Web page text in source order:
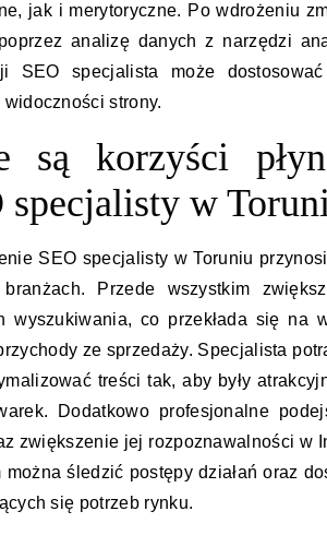
jak i merytoryczne. Po wdrożeniu
analizę danych z narzędzi
SEO specjalista może
widoczności strony.
są korzyści
specjalisty w
SEO specjalisty w Toruniu
branżach. Przede wszystkim
wyszukiwania, co przekłada się na
ze sprzedaży. Specjalista
treści tak, aby były
Dodatkowo profesjonalne
zwiększenie jej rozpoznawalności w
można śledzić postępy działań oraz
się potrzeb rynku.